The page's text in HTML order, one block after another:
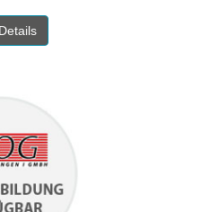
Details